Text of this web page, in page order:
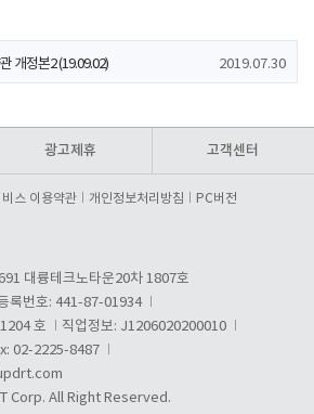
정본1 (19.09.02)
개정본2 (19.09.02) 2019.07.30
광고제휴 고객센터
비스 이용약관 개인정보처리방침 PC버전
대륭테크노타운20차 1807호
록번호: 441-87-01934
호
직업정보: J1206020200010
02-2225-8487
Corp. All Right Reserved.